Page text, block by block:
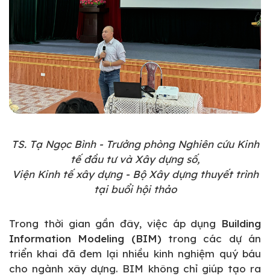
TS. Tạ Ngọc Bình - Trưởng phòng Nghiên cứu Kinh
tế đầu tư và Xây dựng số,
Viện Kinh tế xây dựng - Bộ Xây dựng thuyết trình
tại buổi hội thảo
Trong thời gian gần đây, việc áp dụng Building
Information Modeling (BIM) trong các dự án
triển khai đã đem lại nhiều kinh nghiệm quý báu
cho ngành xây dựng. BIM không chỉ giúp tạo ra